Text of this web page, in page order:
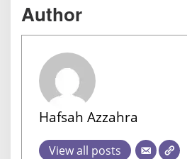
Author
Hafsah Azzahra
View all posts